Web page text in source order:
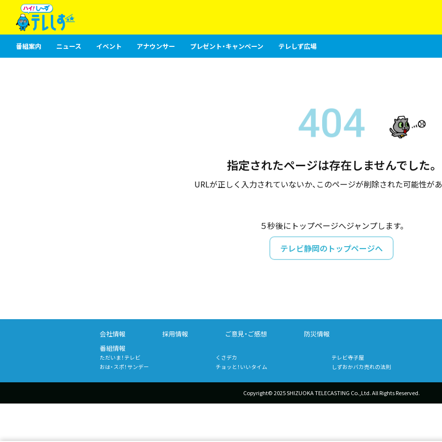
番組案内 ニュース イベント アナウンサー プレゼント・キャンペーン テレしず広場
指定されたページは存在しませんでした。
URLが正しく入力されていないか、このページが削除された可能性があ
５秒後にトップページへジャンプします。
テレビ静岡のトップページへ
会社情報 採用情報 ご意見・ご感想
防災情報
番組情報
ただいま！テレビ くさデカ テレビ寺子屋
おは・スポ！サンデー
チョッと！いいタイム しずおかバカ売れの法則
Copyright© 2025 SHIZUOKA TELECASTING Co.,Ltd.All Rights Reserved.